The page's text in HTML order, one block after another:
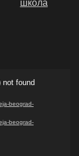
not found
beograd-
beograd-